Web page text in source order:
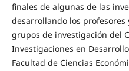
finales de algunas de las
desarrollando los profesores
grupos de investigación del
Investigaciones en
Facultad de Ciencias